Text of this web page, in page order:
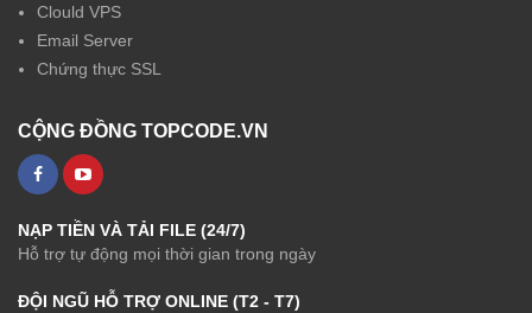
Clould VPS
Email Server
Chứng thực SSL
CỘNG ĐỒNG TOPCODE.VN
NẠP TIỀN VÀ TẢI FILE (24/7)
Hỗ trợ tự động mọi thời gian trong ngày
ĐỘI NGŨ HỖ TRỢ ONLINE (T2 - T7)